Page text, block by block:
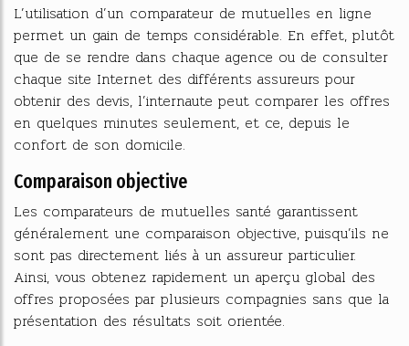
L’utilisation d’un comparateur de mutuelles en ligne
permet un gain de temps considérable. En effet, plutôt
que de se rendre dans chaque agence ou de consulter
chaque site Internet des différents assureurs pour
obtenir des devis, l’internaute peut comparer les offres
en quelques minutes seulement, et ce, depuis le
confort de son domicile.
Comparaison objective
Les comparateurs de mutuelles santé garantissent
généralement une comparaison objective, puisqu’ils ne
sont pas directement liés à un assureur particulier.
Ainsi, vous obtenez rapidement un aperçu global des
offres proposées par plusieurs compagnies sans que la
présentation des résultats soit orientée.